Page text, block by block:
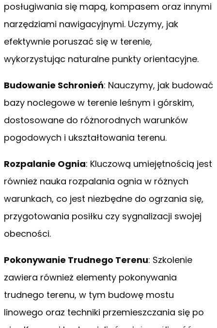
posługiwania się mapą, kompasem oraz innymi
narzędziami nawigacyjnymi. Uczymy, jak
efektywnie poruszać się w terenie,
wykorzystując naturalne punkty orientacyjne.
Budowanie Schronień: Nauczymy, jak budować
bazy noclegowe w terenie leśnym i górskim,
dostosowane do różnorodnych warunków
pogodowych i ukształtowania terenu.
Rozpalanie Ognia: Kluczową umiejętnością jest
również nauka rozpalania ognia w różnych
warunkach, co jest niezbędne do ogrzania się,
przygotowania posiłku czy sygnalizacji swojej
obecności.
Pokonywanie Trudnego Terenu: Szkolenie
zawiera również elementy pokonywania
trudnego terenu, w tym budowę mostu
linowego oraz techniki przemieszczania się po